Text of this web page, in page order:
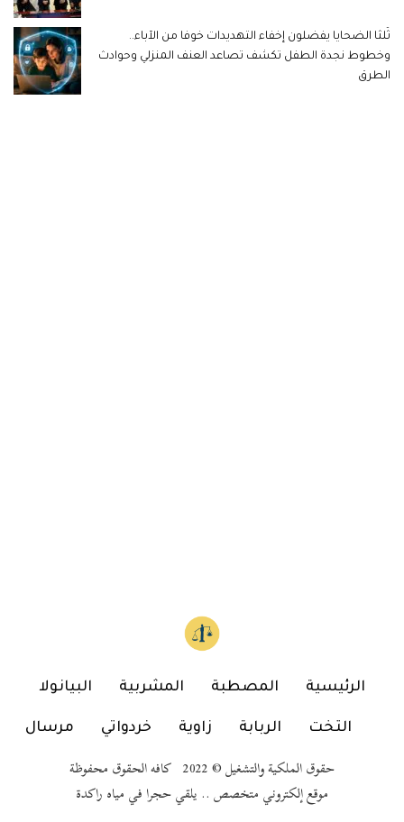
ثُلثا الضحايا يفضلون إخفاء التهديدات خوفا من الآباء..
وخطوط نجدة الطفل تكشف تصاعد العنف المنزلي وحوادث
الطرق
الرئيسية المصطبة المشربية البيانولا
التخت الربابة زاوية خردواتي مرسال
حقوق الملكية والتشغيل © 2022 كافه الحقوق محفوظة
موقع إلكتروني متخصص .. يلقي حجرا في مياه راكدة